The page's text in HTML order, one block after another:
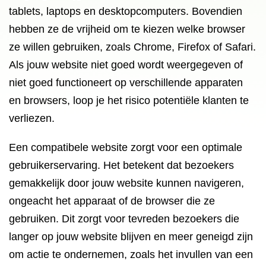
tablets, laptops en desktopcomputers. Bovendien
hebben ze de vrijheid om te kiezen welke browser
ze willen gebruiken, zoals Chrome, Firefox of Safari.
Als jouw website niet goed wordt weergegeven of
niet goed functioneert op verschillende apparaten
en browsers, loop je het risico potentiële klanten te
verliezen.
Een compatibele website zorgt voor een optimale
gebruikerservaring. Het betekent dat bezoekers
gemakkelijk door jouw website kunnen navigeren,
ongeacht het apparaat of de browser die ze
gebruiken. Dit zorgt voor tevreden bezoekers die
langer op jouw website blijven en meer geneigd zijn
om actie te ondernemen, zoals het invullen van een